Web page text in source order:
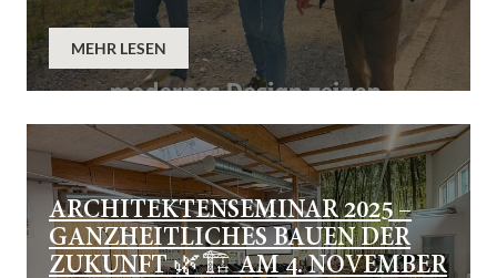
MEHR LESEN
ARCHITEKTENSEMINAR 2025 –
GANZHEITLICHES BAUEN DER
ZUKUNFT 🌿🏗️ AM 4. NOVEMBER